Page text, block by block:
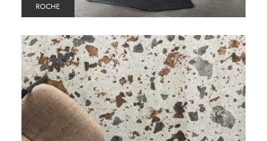
ROCHE